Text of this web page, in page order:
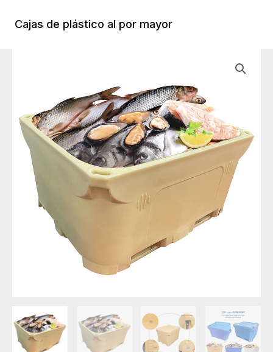
contenido
Cajas de plástico al por mayor